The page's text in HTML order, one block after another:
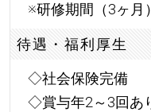
※研修期間（3ヶ月
待遇・福利厚生
◇社会保険完備
◇賞与年2～3回あ